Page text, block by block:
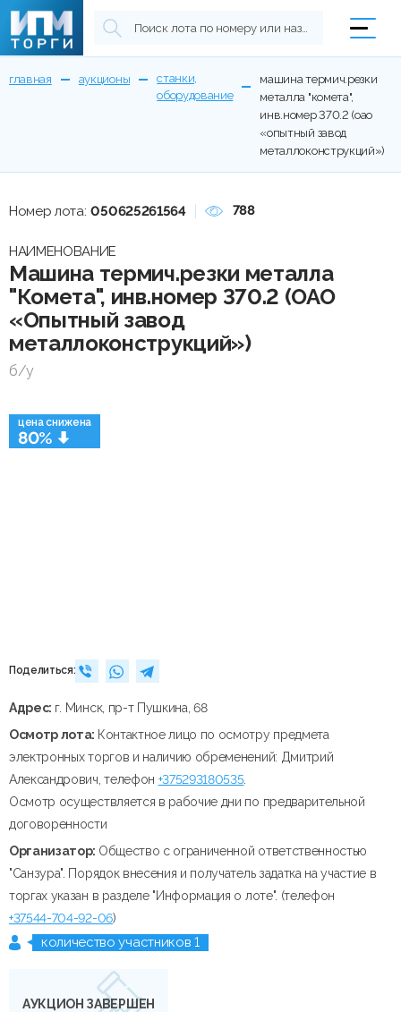
главная аукционы
станки,
оборудование
машина термич.резки
металла "комета",
инв.номер 370.2 (оао
«опытный завод
металлоконструкций»)
цена снижена
80%
Поделиться:
Номер лота: 050625261564 788
НАИМЕНОВАНИЕ
Машина термич.резки металла
"Комета", инв.номер 370.2 (ОАО
«Опытный завод
металлоконструкций»)
б/у
Адрес: г. Минск, пр-т Пушкина, 68
Осмотр лота: Контактное лицо по осмотру предмета
электронных торгов и наличию обременений: Дмитрий
Александрович, телефон +375293180535.
Осмотр осуществляется в рабочие дни по предварительной
договоренности
Организатор: Общество с ограниченной ответственностью
"Санзура". Порядок внесения и получатель задатка на участие в
торгах указан в разделе "Информация о лоте". (телефон
+37544-704-92-06)
количество участников 1
АУКЦИОН ЗАВЕРШЕН